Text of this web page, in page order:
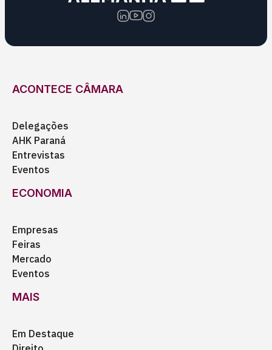
ACONTECE CÂMARA
Delegações
AHK Paraná
Entrevistas
Eventos
ECONOMIA
Empresas
Feiras
Mercado
Eventos
MAIS
Em Destaque